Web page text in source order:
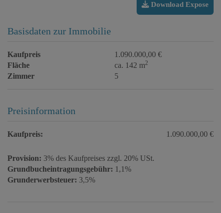
Download Expose
Basisdaten zur Immobilie
Kaufpreis
1.090.000,00 €
Fläche
ca. 142 m2
Zimmer 5
Preisinformation
Kaufpreis: 1.090.000,00 €
Provision: 3% des Kaufpreises zzgl. 20% USt.
Grundbucheintragungsgebühr: 1,1%
Grunderwerbsteuer: 3,5%